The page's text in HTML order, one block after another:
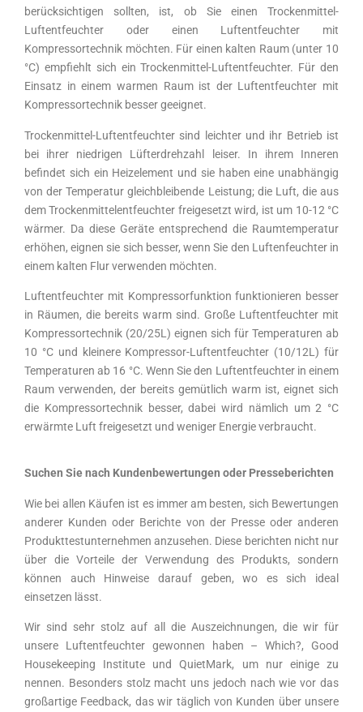
berücksichtigen sollten, ist, ob Sie einen Trockenmittel-
Luftentfeuchter oder einen Luftentfeuchter mit
Kompressortechnik möchten. Für einen kalten Raum (unter 10
°C) empfiehlt sich ein Trockenmittel-Luftentfeuchter. Für den
Einsatz in einem warmen Raum ist der Luftentfeuchter mit
Kompressortechnik besser geeignet.
Trockenmittel-Luftentfeuchter sind leichter und ihr Betrieb ist
bei ihrer niedrigen Lüfterdrehzahl leiser. In ihrem Inneren
befindet sich ein Heizelement und sie haben eine unabhängig
von der Temperatur gleichbleibende Leistung; die Luft, die aus
dem Trockenmittelentfeuchter freigesetzt wird, ist um 10-12 °C
wärmer. Da diese Geräte entsprechend die Raumtemperatur
erhöhen, eignen sie sich besser, wenn Sie den Luftenfeuchter in
einem kalten Flur verwenden möchten.
Luftentfeuchter mit Kompressorfunktion funktionieren besser
in Räumen, die bereits warm sind. Große Luftentfeuchter mit
Kompressortechnik (20/25L) eignen sich für Temperaturen ab
10 °C und kleinere Kompressor-Luftentfeuchter (10/12L) für
Temperaturen ab 16 °C. Wenn Sie den Luftentfeuchter in einem
Raum verwenden, der bereits gemütlich warm ist, eignet sich
die Kompressortechnik besser, dabei wird nämlich um 2 °C
erwärmte Luft freigesetzt und weniger Energie verbraucht.
Suchen Sie nach Kundenbewertungen oder Presseberichten
Wie bei allen Käufen ist es immer am besten, sich Bewertungen
anderer Kunden oder Berichte von der Presse oder anderen
Produkttestunternehmen anzusehen. Diese berichten nicht nur
über die Vorteile der Verwendung des Produkts, sondern
können auch Hinweise darauf geben, wo es sich ideal
einsetzen lässt.
Wir sind sehr stolz auf all die Auszeichnungen, die wir für
unsere Luftentfeuchter gewonnen haben – Which?, Good
Housekeeping Institute und QuietMark, um nur einige zu
nennen. Besonders stolz macht uns jedoch nach wie vor das
großartige Feedback, das wir täglich von Kunden über unsere